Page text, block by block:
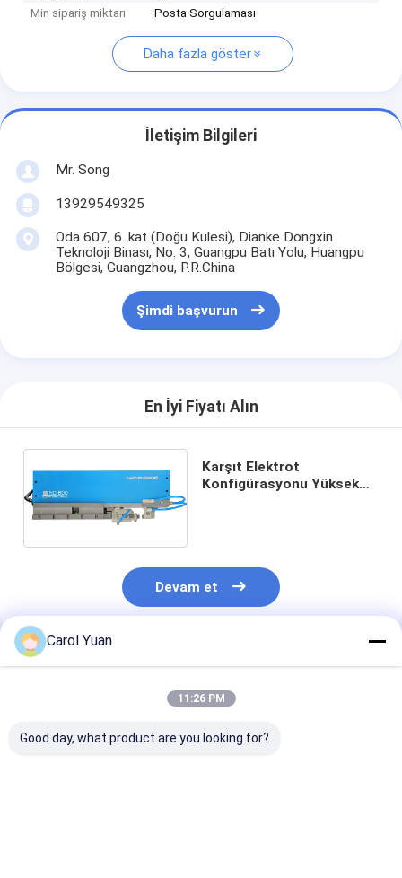
Min sipariş miktarı
Posta Sorgulaması
Daha fazla göster
İletişim Bilgileri
Mr. Song
13929549325
Oda 607, 6. kat (Doğu Kulesi), Dianke Dongxin
Teknoloji Binası, No. 3, Guangpu Batı Yolu, Huangpu
Bölgesi, Guangzhou, P.R.China
Şimdi başvurun
En İyi Fiyatı Alın
Karşıt Elektrot
Konfigürasyonu Yüksek
Devam et
Önerilen Ürünler
Carol Yuan
11:26 PM
Good day, what product are you looking for?